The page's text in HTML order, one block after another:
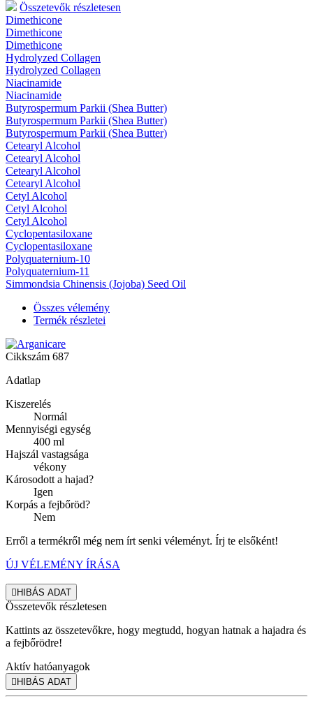
Összetevők részletesen
Dimethicone
Dimethicone
Dimethicone
Hydrolyzed Collagen
Hydrolyzed Collagen
Niacinamide
Niacinamide
Butyrospermum Parkii (Shea Butter)
Butyrospermum Parkii (Shea Butter)
Butyrospermum Parkii (Shea Butter)
Cetearyl Alcohol
Cetearyl Alcohol
Cetearyl Alcohol
Cetearyl Alcohol
Cetyl Alcohol
Cetyl Alcohol
Cetyl Alcohol
Cyclopentasiloxane
Cyclopentasiloxane
Polyquaternium-10
Polyquaternium-11
Simmondsia Chinensis (Jojoba) Seed Oil
Összes vélemény
Termék részletei
Cikkszám 687
Adatlap
Kiszerelés
Normál
Mennyiségi egység
400 ml
Hajszál vastagsága
vékony
Károsodott a hajad?
Igen
Korpás a fejbőröd?
Nem
Erről a termékről még nem írt senki véleményt. Írj te elsőként!
ÚJ VÉLEMÉNY ÍRÁSA
HIBÁS ADAT
Összetevők részletesen
Kattints az összetevőkre, hogy megtudd, hogyan hatnak a hajadra és
a fejbőrödre!
Aktív hatóanyagok
HIBÁS ADAT